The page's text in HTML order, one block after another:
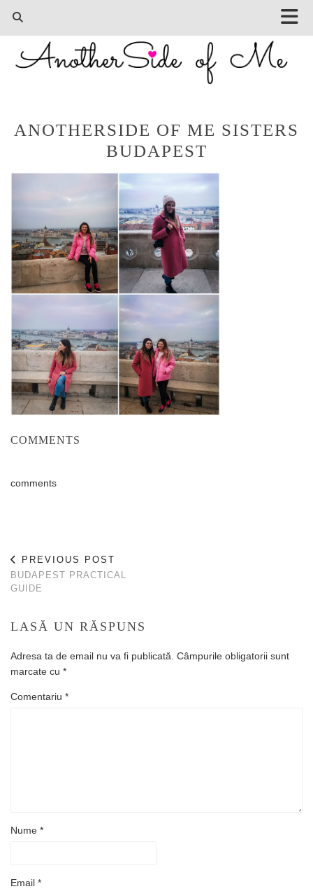
ANOTHERSIDE OF ME SISTERS
BUDAPEST
COMMENTS
comments
PREVIOUS POST
BUDAPEST PRACTICAL
GUIDE
LASĂ UN RĂSPUNS
Adresa ta de email nu va fi publicată. Câmpurile obligatorii sunt
marcate cu *
Comentariu *
Nume *
Email *